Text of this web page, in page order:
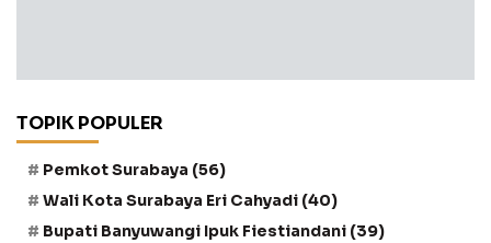
TOPIK POPULER
Pemkot Surabaya (56)
Wali Kota Surabaya Eri Cahyadi (40)
Bupati Banyuwangi Ipuk Fiestiandani (39)